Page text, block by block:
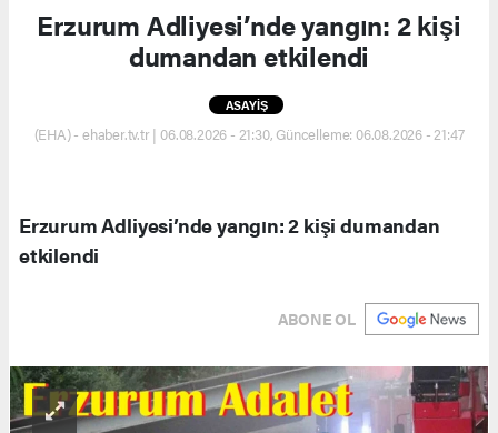
Erzurum Adliyesi’nde yangın: 2 kişi
dumandan etkilendi
ASAYİŞ
(EHA) - ehaber.tv.tr | 06.08.2026 - 21:30, Güncelleme: 06.08.2026 - 21:47
Erzurum Adliyesi’nde yangın: 2 kişi dumandan
etkilendi
ABONE OL